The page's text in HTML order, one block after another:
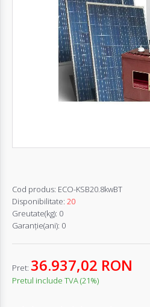
Înregistrează-
Cod produs: ECO-KSB20.8kwBT
Disponibilitate: 20
Greutate(kg): 0
Garanţie(ani): 0
Pret: 36.937,02 RON
Pretul include TVA (21%)